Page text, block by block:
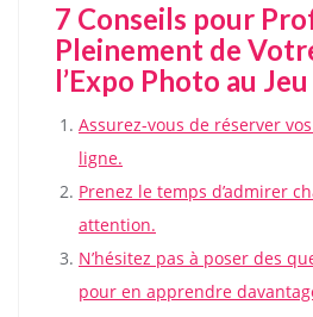
7 Conseils pour
Pleinement de
l’Expo Photo au
Assurez-vous de réserver
ligne.
Prenez le temps d’admirer
attention.
N’hésitez pas à poser des
pour en apprendre